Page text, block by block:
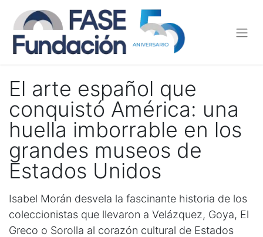
El arte español que
conquistó América: una
huella imborrable en los
grandes museos de
Estados Unidos
Isabel Morán desvela la fascinante historia de los
coleccionistas que llevaron a Velázquez, Goya, El
Greco o Sorolla al corazón cultural de Estados